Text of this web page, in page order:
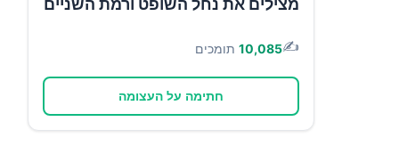
מצילים את נחל השופט ורמת השניים
✍️
10,085 תומכים
חתימה על העצומה